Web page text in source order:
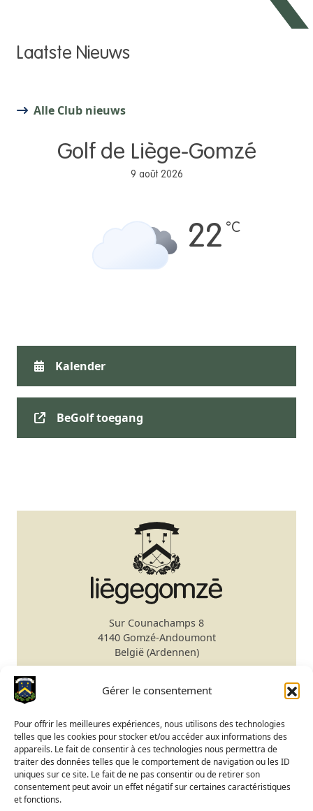
Gérer le consentement
Pour offrir les meilleures expériences, nous utilisons des technologies
telles que les cookies pour stocker et/ou accéder aux informations des
appareils. Le fait de consentir à ces technologies nous permettra de
traiter des données telles que le comportement de navigation ou les ID
uniques sur ce site. Le fait de ne pas consentir ou de retirer son
consentement peut avoir un effet négatif sur certaines caractéristiques
et fonctions.
Laatste Nieuws
Alle Club nieuws
Golf de Liège-Gomzé
9 août 2026
22 °C
Kalender
BeGolf toegang
Sur Counachamps 8
4140 Gomzé-Andoumont
België (Ardennen)
Emailsecretariat@gomze.be
Green fee reservatie
Club Kalender
Status terrein